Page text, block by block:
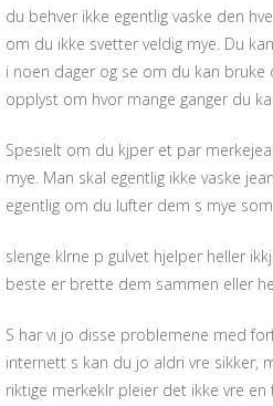
du behver ikke egentlig vaske den
om du ikke svetter veldig mye. Du
i noen dager og se om du kan
opplyst om hvor mange ganger du
Spesielt om du kjper et par
mye. Man skal egentlig ikke vaske
egentlig om du lufter dem s mye
slenge klrne p gulvet hjelper heller
beste er brette dem sammen eller
S har vi jo disse problemene med
internett s kan du jo aldri vre sikker,
riktige merkeklr pleier det ikke vre